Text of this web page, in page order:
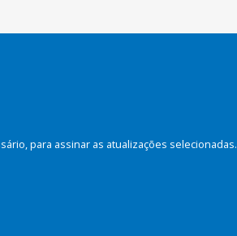
para assinar as atualizações selecionadas.